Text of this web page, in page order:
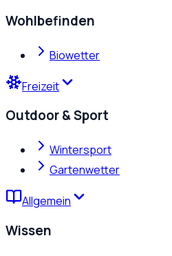
Wohlbefinden
Biowetter
Freizeit
Outdoor & Sport
Wintersport
Gartenwetter
Allgemein
Wissen